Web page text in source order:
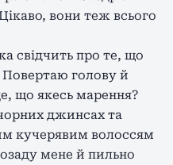
вони теж всього
свідчить про те, що
Повертаю голову й
що якесь марення?
джинсах та
кучерявим волоссям
мене й пильно